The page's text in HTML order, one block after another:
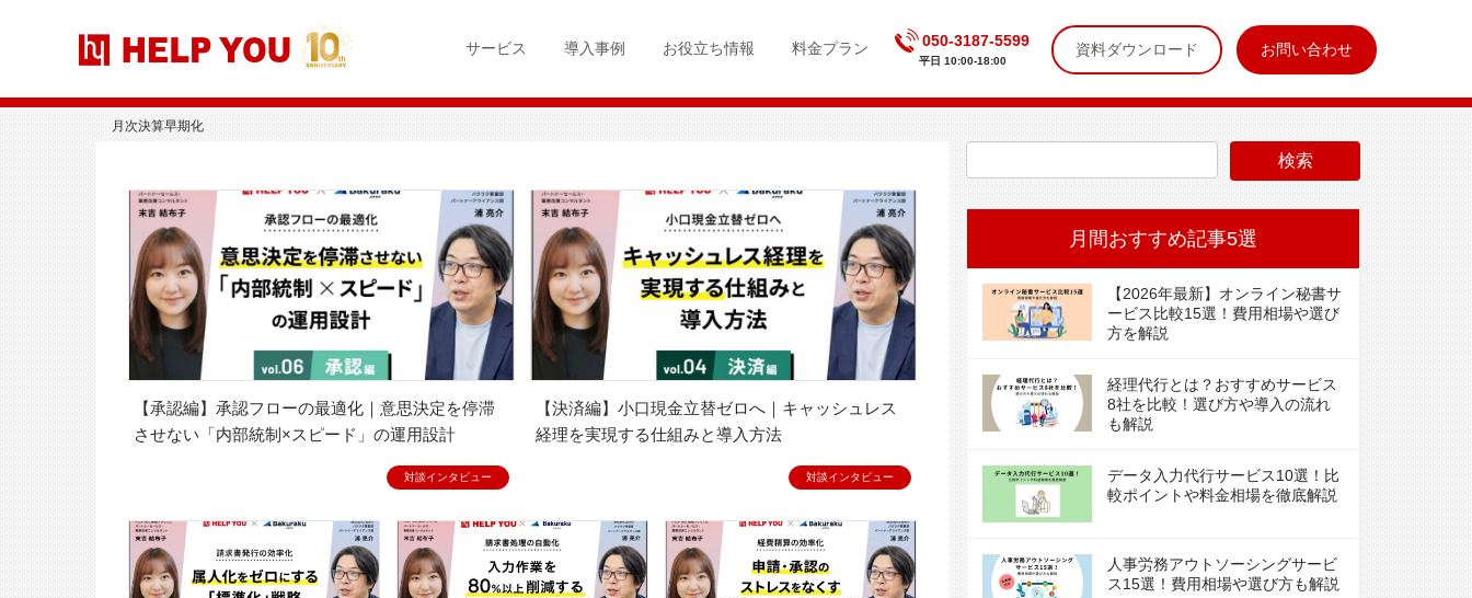
ツ
シ
サービス 導入事例 お役立ち情報 料金プラン 050-3187-5599
平日 10:00-18:00
資料ダウンロード お問い合わせ
月次決算早期化
【承認編】承認フローの最適化｜意思決定を停滞
させない「内部統制×スピード」の運用設計
対談インタビュー
【決済編】小口現金立替ゼロへ｜キャッシュレス
経理を実現する仕組みと導入方法
対談インタビュー
月間おすすめ記事5選
【2026年最新】オンライン秘書サ
ービス比較15選！費用相場や選び
方を解説
経理代行とは？おすすめサービス
8社を比較！選び方や導入の流れ
も解説
データ入力代行サービス10選！比
較ポイントや料金相場を徹底解説
人事労務アウトソーシングサービ
ス15選！費用相場や選び方も解説